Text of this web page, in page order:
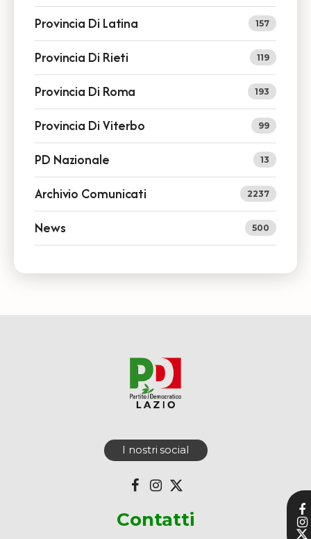
Provincia Di Latina 157
Provincia Di Rieti 119
Provincia Di Roma 193
Provincia Di Viterbo 99
PD Nazionale 13
Archivio Comunicati 2237
News 500
I nostri social
Contatti